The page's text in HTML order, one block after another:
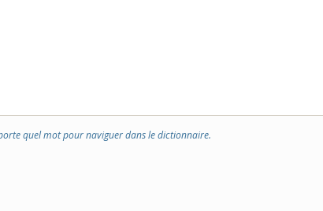
quel mot pour naviguer dans le dictionnaire.